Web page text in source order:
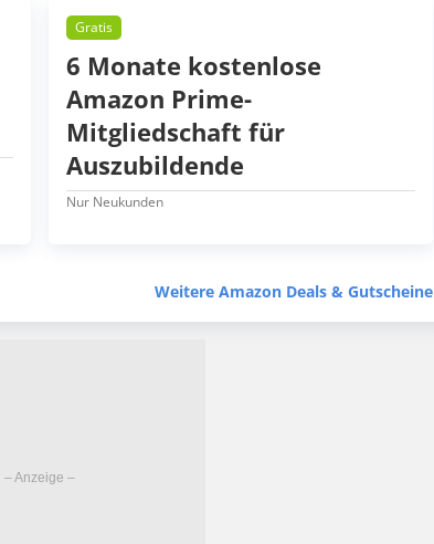
Gratis
6 Monate kostenlose
Amazon Prime-
Mitgliedschaft für
Auszubildende
Nur Neukunden
Weitere Amazon Deals & Gutscheine